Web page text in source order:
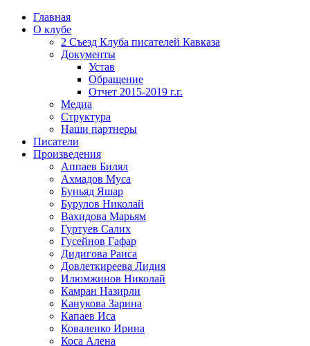
Главная
О клубе
2 Съезд Клуба писателей Кавказа
Документы
Устав
Обращение
Отчет 2015-2019 г.г.
Медиа
Структура
Наши партнеры
Писатели
Произведения
Аппаев Билял
Ахмадов Муса
Буньяд Яшар
Бурулов Николай
Вахидова Марьям
Гуртуев Салих
Гусейнов Гафар
Дидигова Раиса
Довлеткиреева Лидия
Илюмжинов Николай
Камран Назирли
Канукова Зарина
Капаев Иса
Коваленко Ирина
Коса Алена